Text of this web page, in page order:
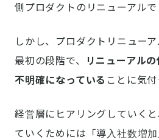
側プロダクトのリニューアルで
しかし、プロダクトリニュー
最初の段階で、
リニューアル
不明確になっている ことに気付
経営層にヒアリングしていく
ていくためには「導入社数増